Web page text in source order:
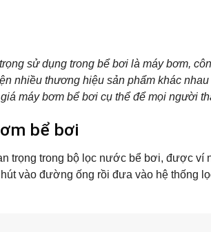
sử dụng trong bể bơi là máy bơm,
nhiều thương hiệu sản phẩm khác
máy bơm bể bơi cụ thể để mọi người
bể bơi
trọng trong bộ lọc nước bể bơi, được ví
vào đường ống rồi đưa vào hệ thống